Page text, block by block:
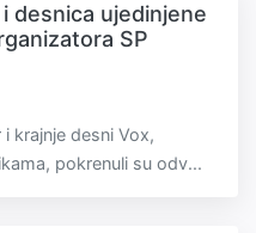
desnica ujedinjene
SP
krajnje desni Vox,
pokrenuli su odv...